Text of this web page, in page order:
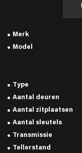
Merk
Model
Type
Aantal deuren
Aantal zitplaatsen
Aantal sleutels
Transmissie
Tellerstand